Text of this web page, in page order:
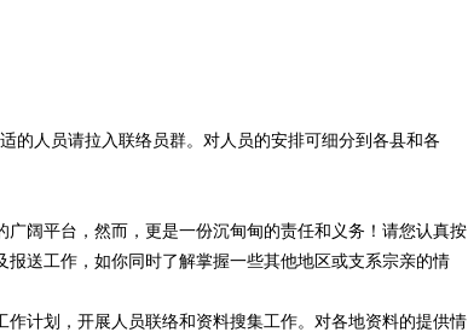
人员请拉入联络员群。对人员的安排可细分到各县和各
阔平台，然而，更是一份沉甸甸的责任和义务！请您认真按
送工作，如你同时了解掌握一些其他地区或支系宗亲的情
计划，开展人员联络和资料搜集工作。对各地资料的提供情